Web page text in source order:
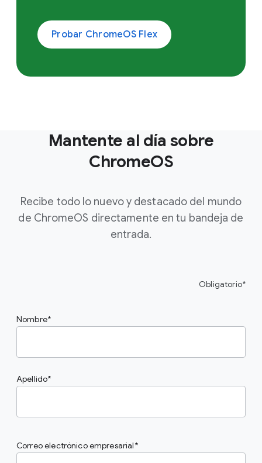
Probar ChromeOS Flex
Mantente al día sobre
ChromeOS
Recibe todo lo nuevo y destacado del mundo
de ChromeOS directamente en tu bandeja de
entrada.
Obligatorio*
Nombre
Apellido
Correo electrónico empresarial